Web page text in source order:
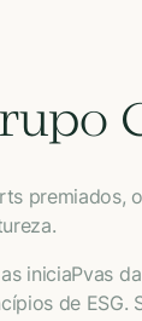
premiados,
iniciaPvas
de ESG.